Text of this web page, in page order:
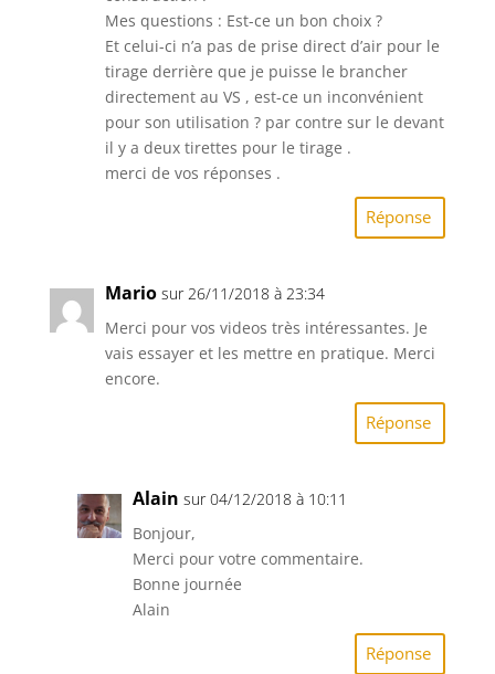
Mes questions : Est-ce un bon choix ?
Et celui-ci n’a pas de prise direct d’air pour le
tirage derrière que je puisse le brancher
directement au VS , est-ce un inconvénient
pour son utilisation ? par contre sur le devant
il y a deux tirettes pour le tirage .
merci de vos réponses .
Réponse
Mario sur 26/11/2018 à 23:34
Merci pour vos videos très intéressantes. Je
vais essayer et les mettre en pratique. Merci
encore.
Réponse
Alain sur 04/12/2018 à 10:11
Bonjour,
Merci pour votre commentaire.
Bonne journée
Alain
Réponse